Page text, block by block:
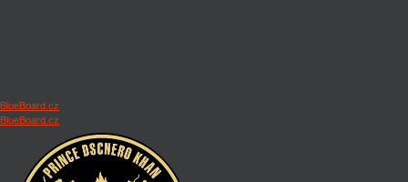
BlueBoard.cz
BlueBoard.cz